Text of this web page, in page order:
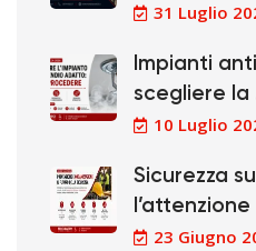
31 Luglio
Impianti
scegliere la
10 Luglio
Sicurezza
l’attenzione
23 Giugno